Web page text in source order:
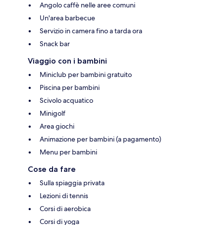
Angolo caffè nelle aree comuni
Un'area barbecue
Servizio in camera fino a tarda ora
Snack bar
Viaggio con i bambini
Miniclub per bambini gratuito
Piscina per bambini
Scivolo acquatico
Minigolf
Area giochi
Animazione per bambini (a pagamento)
Menu per bambini
Cose da fare
Sulla spiaggia privata
Lezioni di tennis
Corsi di aerobica
Corsi di yoga